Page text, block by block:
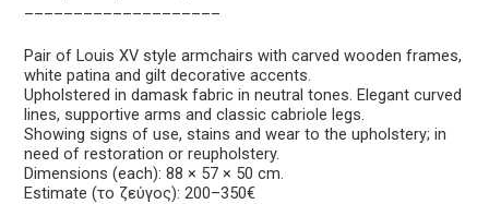
Pair of Louis XV style armchairs with carved wooden frames,
white patina and gilt decorative accents.
Upholstered in damask fabric in neutral tones. Elegant curved
lines, supportive arms and classic cabriole legs.
Showing signs of use, stains and wear to the upholstery; in
need of restoration or reupholstery.
Dimensions (each): 88 × 57 × 50 cm.
Estimate (το ζεύγος): 200–350€